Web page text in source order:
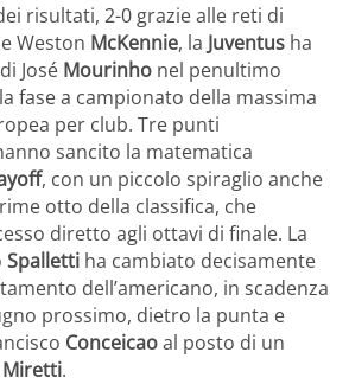
risultati, 2-0 grazie alle reti di
e Weston McKennie, la Juventus ha
di José Mourinho nel penultimo
fase a campionato della massima
per club. Tre punti
sancito la matematica
, con un piccolo spiraglio anche
otto della classifica, che
diretto agli ottavi di finale. La
Spalletti ha cambiato decisamente
dell’americano, in scadenza
prossimo, dietro la punta e
Conceicaoal posto di un
Miretti.